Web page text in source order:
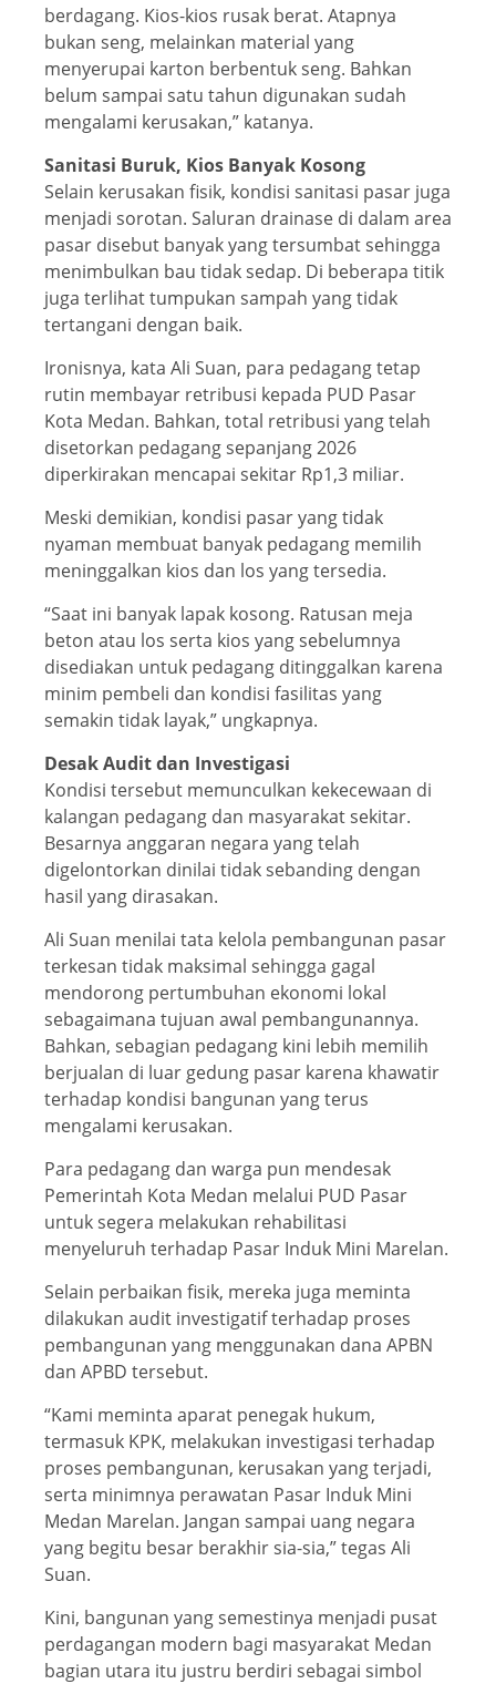
berdagang. Kios-kios rusak berat. Atapnya
bukan seng, melainkan material yang
menyerupai karton berbentuk seng. Bahkan
belum sampai satu tahun digunakan sudah
mengalami kerusakan,” katanya.
Sanitasi Buruk, Kios Banyak Kosong
Selain kerusakan fisik, kondisi sanitasi pasar juga
menjadi sorotan. Saluran drainase di dalam area
pasar disebut banyak yang tersumbat sehingga
menimbulkan bau tidak sedap. Di beberapa titik
juga terlihat tumpukan sampah yang tidak
tertangani dengan baik.
Ironisnya, kata Ali Suan, para pedagang tetap
rutin membayar retribusi kepada PUD Pasar
Kota Medan. Bahkan, total retribusi yang telah
disetorkan pedagang sepanjang 2026
diperkirakan mencapai sekitar Rp1,3 miliar.
Meski demikian, kondisi pasar yang tidak
nyaman membuat banyak pedagang memilih
meninggalkan kios dan los yang tersedia.
“Saat ini banyak lapak kosong. Ratusan meja
beton atau los serta kios yang sebelumnya
disediakan untuk pedagang ditinggalkan karena
minim pembeli dan kondisi fasilitas yang
semakin tidak layak,” ungkapnya.
Desak Audit dan Investigasi
Kondisi tersebut memunculkan kekecewaan di
kalangan pedagang dan masyarakat sekitar.
Besarnya anggaran negara yang telah
digelontorkan dinilai tidak sebanding dengan
hasil yang dirasakan.
Ali Suan menilai tata kelola pembangunan pasar
terkesan tidak maksimal sehingga gagal
mendorong pertumbuhan ekonomi lokal
sebagaimana tujuan awal pembangunannya.
Bahkan, sebagian pedagang kini lebih memilih
berjualan di luar gedung pasar karena khawatir
terhadap kondisi bangunan yang terus
mengalami kerusakan.
Para pedagang dan warga pun mendesak
Pemerintah Kota Medan melalui PUD Pasar
untuk segera melakukan rehabilitasi
menyeluruh terhadap Pasar Induk Mini Marelan.
Selain perbaikan fisik, mereka juga meminta
dilakukan audit investigatif terhadap proses
pembangunan yang menggunakan dana APBN
dan APBD tersebut.
“Kami meminta aparat penegak hukum,
termasuk KPK, melakukan investigasi terhadap
proses pembangunan, kerusakan yang terjadi,
serta minimnya perawatan Pasar Induk Mini
Medan Marelan. Jangan sampai uang negara
yang begitu besar berakhir sia-sia,” tegas Ali
Suan.
Kini, bangunan yang semestinya menjadi pusat
perdagangan modern bagi masyarakat Medan
bagian utara itu justru berdiri sebagai simbol